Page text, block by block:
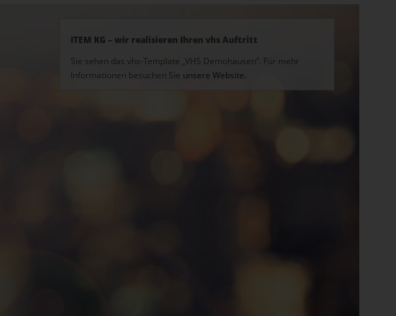
ITEM KG – wir realisieren Ihren vhs Auftritt
Sie sehen das vhs-Template „VHS Demohausen“. Für mehr
Informationen besuchen Sie unsere Website.